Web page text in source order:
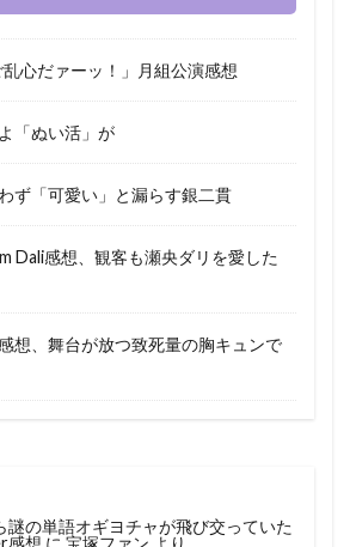
乱心だァーッ！」月組公演感想
「ぬい活」が
ず「可愛い」と漏らす銀二貫
Dali感想、観客も瀬央ダリを愛した
想、舞台が放つ致死量の胸キュンで
謎の単語オギヨチャが飛び交っていた
感想 に 宝塚ファン より